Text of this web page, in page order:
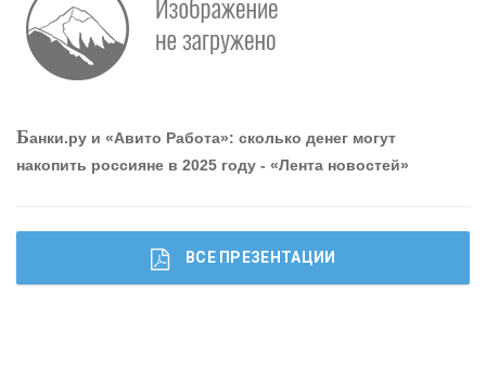
Работа мечты. Что банки делают для того, чтобы
привлечь и удержать персонал - «Интервью»
Банки.ру и «Авито Работа»: сколько денег могут
накопить россияне в 2025 году - «Лента новостей»
ВСЕ ПРЕЗЕНТАЦИИ